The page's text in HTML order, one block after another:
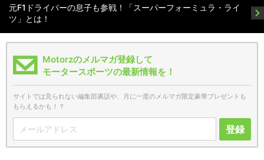
元F1ドライバーの息子も参戦！「スーパーフォーミュラ・ライ
ツ」とは！
Motorzのメルマガ登録して
モータースポーツの最新情報を！
サイトでは見られない編集部裏話や、月に一度のメルマガ限定豪華プレゼントも
もらえるかも！？
登録